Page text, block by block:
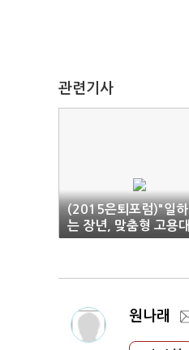
관련기사
(2015은퇴포럼)"일하
는 장년, 맞춤형 고용대
책 필요"
원나래